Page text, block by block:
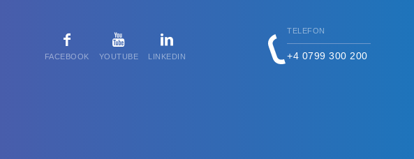
FACEBOOK YOUTUBE LINKEDIN
TELEFON
+4 0799 300 200